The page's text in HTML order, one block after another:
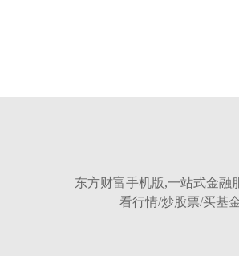
东方财富手机版,一站式金融
看行情/炒股票/买基